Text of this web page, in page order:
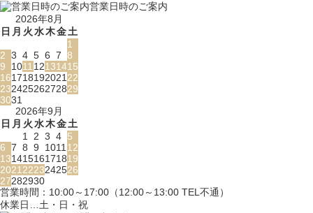
営業日時のご案内
2026年8月
日 月 火水木金土
1
2 3 4 5 6 7 8
9
101112131415
16171819202122
23242526272829
3031
2026年9月
日 月 火水木金土
1 2 3 4 5
6 7 8 9 101112
13141516171819
20212223242526
27282930
営業時間：10:00～17:00（12:00～13:00 TEL不通）
休業日…土・日・祝